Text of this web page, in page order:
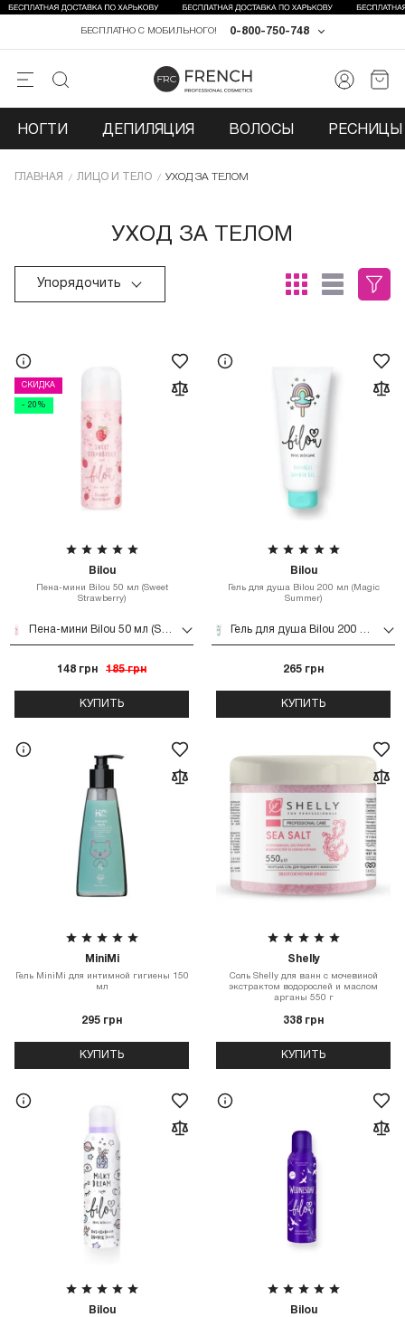
0-800-750-748
БЕСПЛАТНО С МОБИЛЬНОГО!
НОГТИ ДЕПИЛЯЦИЯ ВОЛОСЫ РЕСНИЦЫ
ГЛАВНАЯ ЛИЦО И ТЕЛО УХОД ЗА ТЕЛОМ
УХОД ЗА ТЕЛОМ
Упорядочить
СКИДКА
- 20%
Bilou
Пена-мини Bilou 50 мл (Sweet
Strawberry)
Пена-мини Bilou 50 мл (Sweet Strawberry)
148 грн 185 грн
КУПИТЬ
Bilou
Гель для душа Bilou 200 мл (Magic
Summer)
Гель для душа Bilou 200 мл (Magic Summer)
265 грн
КУПИТЬ
MiniMi
Гель MiniMi для интимной гигиены 150
мл
295 грн
КУПИТЬ
Shelly
Соль Shelly для ванн с мочевиной
экстрактом водорослей и маслом
арганы 550 г
338 грн
КУПИТЬ
Bilou Bilou